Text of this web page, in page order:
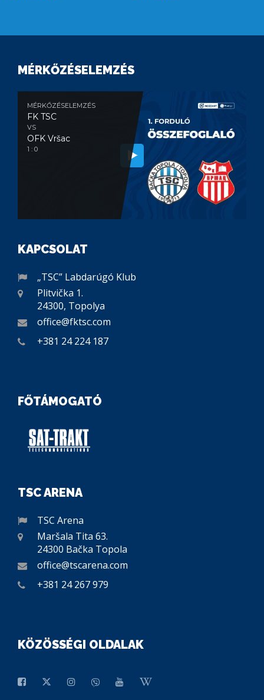
MÉRKŐZÉSELEMZÉS
MÉRKŐZÉSELEMZÉS
FK TSC
VS
OFK Vršac
1 : 0
KAPCSOLAT
„TSC” Labdarúgó Klub
Plitvička 1.
24300, Topolya
office@fktsc.com
+381 24 224 187
FŐTÁMOGATÓ
TSC ARENA
TSC Arena
Maršala Tita 63.
24300 Bačka Topola
office@tscarena.com
+381 24 267 979
KÖZÖSSÉGI OLDALAK